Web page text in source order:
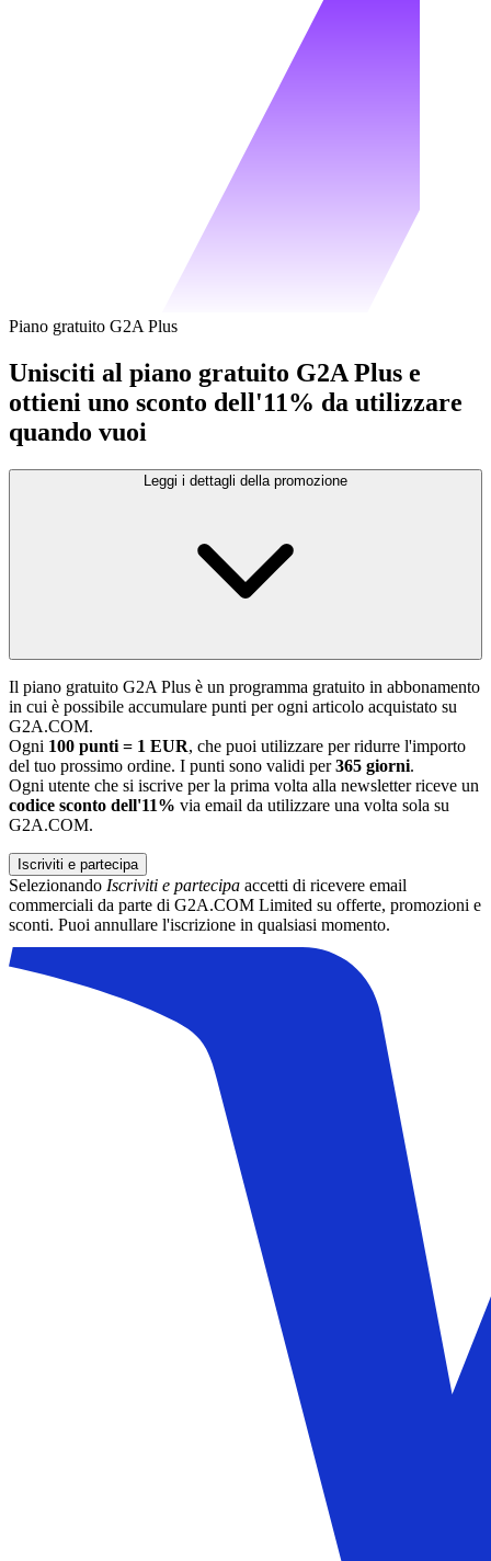
Piano gratuito G2A Plus
Unisciti al piano gratuito G2A Plus e
ottieni uno sconto dell'11% da utilizzare
quando vuoi
Leggi i dettagli della promozione
Il piano gratuito G2A Plus è un programma gratuito in abbonamento
in cui è possibile accumulare punti per ogni articolo acquistato su
G2A.COM.
Ogni 100 punti = 1 EUR, che puoi utilizzare per ridurre l'importo
del tuo prossimo ordine. I punti sono validi per365 giorni.
Ogni utente che si iscrive per la prima volta alla newsletter riceve un
codice sconto dell'11% via email da utilizzare una volta sola su
G2A.COM.
Iscriviti e partecipa
Selezionando Iscriviti e partecipa accetti di ricevere email
commerciali da parte di G2A.COM Limited su offerte, promozioni e
sconti. Puoi annullare l'iscrizione in qualsiasi momento.